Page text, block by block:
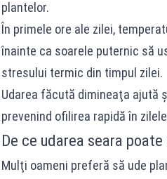
plantelor.
În primele ore ale zilei,
înainte ca soarele puternic să
stresului termic din timpul zilei.
Udarea făcută dimineaţa ajută
prevenind ofilirea rapidă în
De ce udarea seara
Mulţi oameni preferă să ude